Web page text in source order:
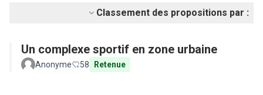
Classement des propositions par :
Un complexe sportif en zone urbaine
Anonyme 58 Retenue